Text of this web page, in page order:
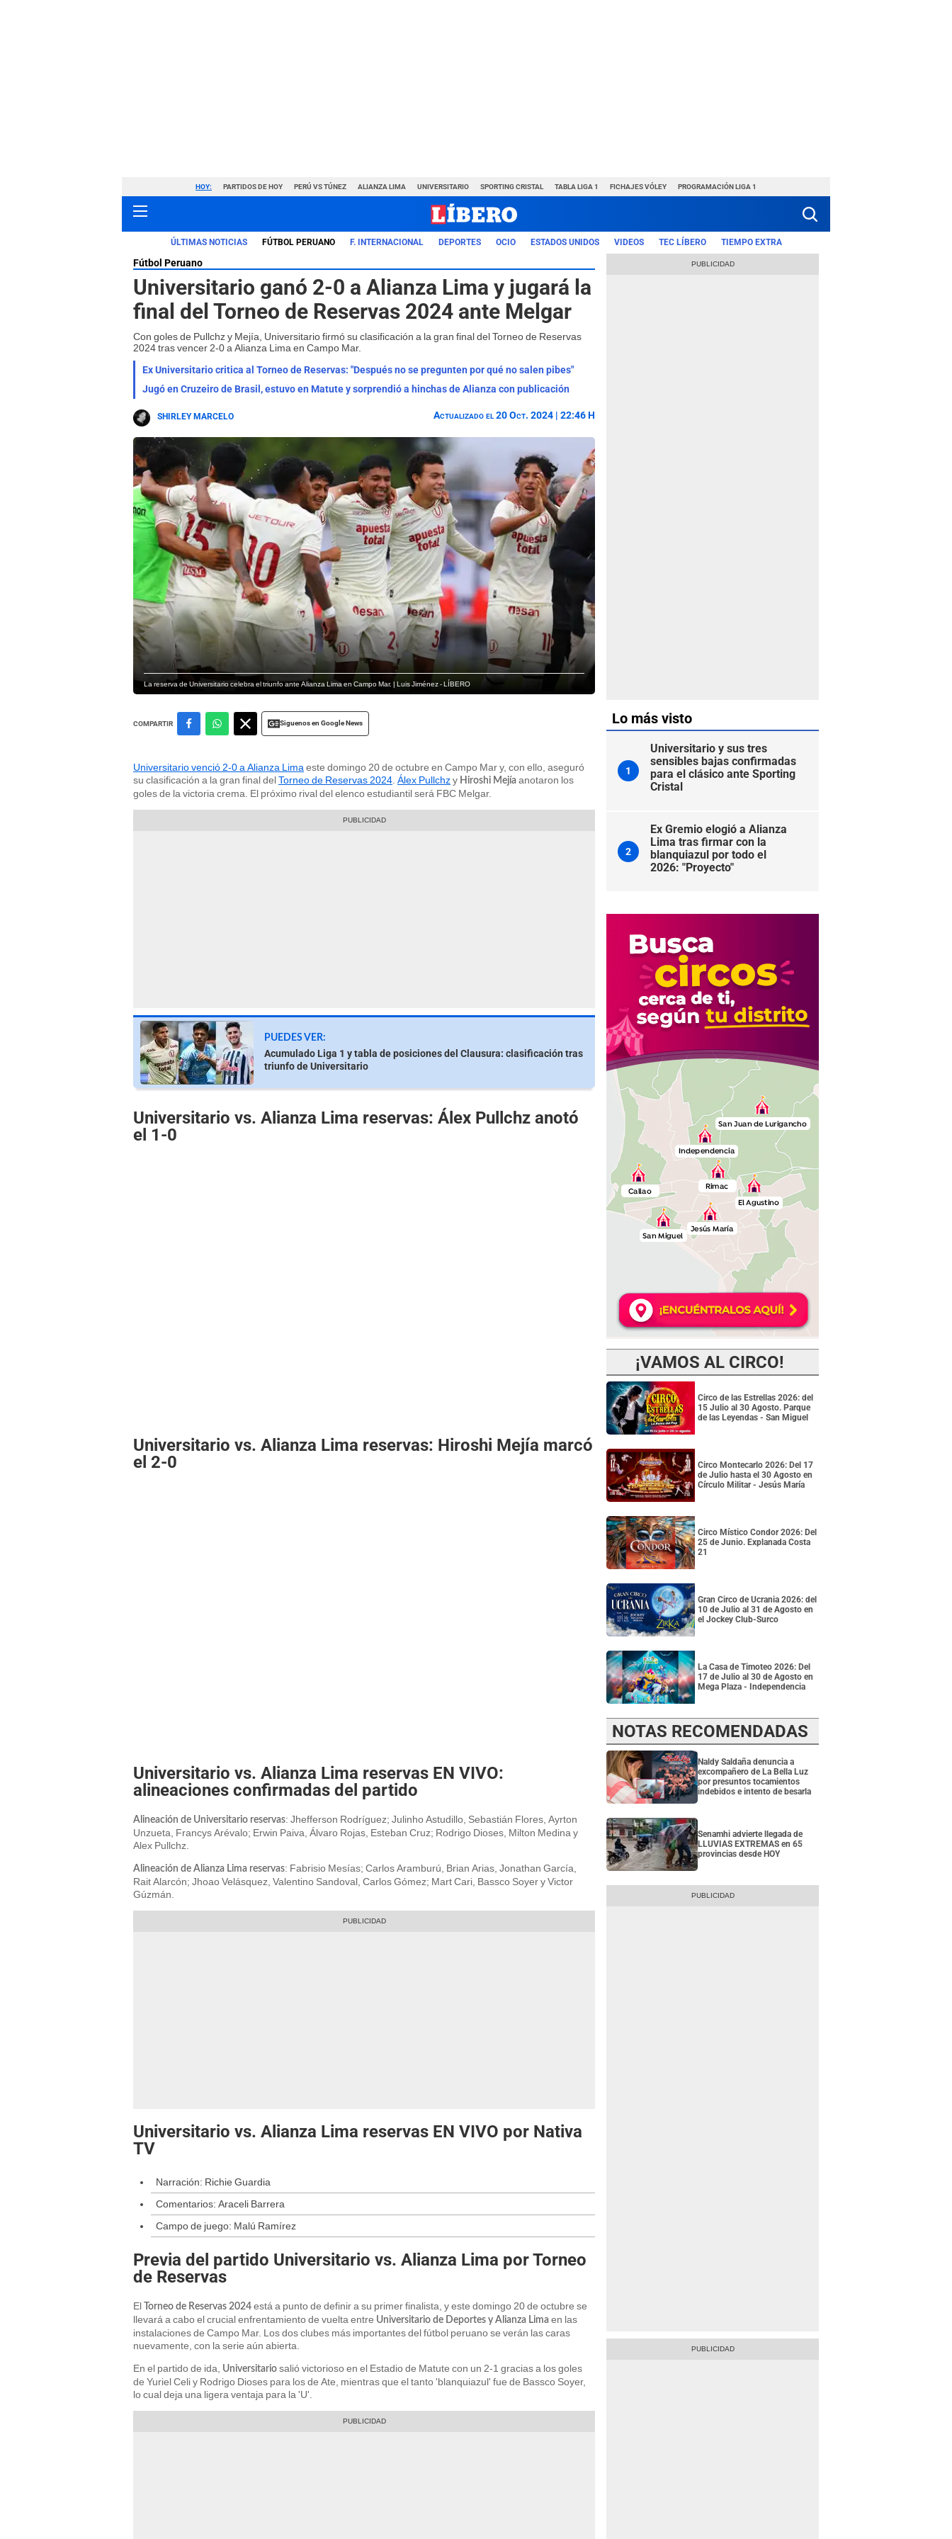
HOY: PARTIDOS DE HOY PERÚ VS TÚNEZ ALIANZA LIMA UNIVERSITARIO SPORTING CRISTAL TABLA LIGA 1 FICHAJES VÓLEY PROGRAMACIÓN LIGA 1
ÚLTIMAS NOTICIAS FÚTBOL PERUANO F. INTERNACIONAL DEPORTES OCIO ESTADOS UNIDOS VIDEOS TEC LÍBERO TIEMPO EXTRA
Fútbol Peruano
Universitario ganó 2-0 a Alianza Lima y jugará la
final del Torneo de Reservas 2024 ante Melgar
Con goles de Pullchz y Mejía, Universitario firmó su clasificación a la gran final del Torneo de Reservas
2024 tras vencer 2-0 a Alianza Lima en Campo Mar.
Ex Universitario critica al Torneo de Reservas: "Después no se pregunten por qué no salen pibes"
Jugó en Cruzeiro de Brasil, estuvo en Matute y sorprendió a hinchas de Alianza con publicación
SHIRLEY MARCELO Actualizado el 20 Oct. 2024 | 22:46 H
La reserva de Universitario celebra el triunfo ante Alianza Lima en Campo Mar. | Luis Jiménez - LÍBERO
COMPARTIR Siguenos en Google News
Universitario venció 2-0 a Alianza Lima este domingo 20 de octubre en Campo Mar y, con ello, aseguró
su clasificación a la gran final delTorneo de Reservas 2024 Álex Pullchzy Hiroshi Mejía anotaron los
goles de la victoria crema. El próximo rival del elenco estudiantil será FBC Melgar.
PUEDES VER:
Acumulado Liga 1 y tabla de posiciones del Clausura: clasificación tras
triunfo de Universitario
Universitario vs. Alianza Lima reservas: Álex Pullchz anotó
el 1-0
Universitario vs. Alianza Lima reservas: Hiroshi Mejía marcó
el 2-0
Universitario vs. Alianza Lima reservas EN VIVO:
alineaciones confirmadas del partido
Alineación de Universitario reservas: Jhefferson Rodríguez; Julinho Astudillo, Sebastián Flores, Ayrton
Unzueta, Francys Arévalo; Erwin Paiva, Álvaro Rojas, Esteban Cruz; Rodrigo Dioses, Milton Medina y
Alex Pullchz.
Alineación de Alianza Lima reservas: Fabrisio Mesías; Carlos Aramburú, Brian Arias, Jonathan García,
Rait Alarcón; Jhoao Velásquez, Valentino Sandoval, Carlos Gómez; Mart Cari, Bassco Soyer y Victor
Gúzmán.
Universitario vs. Alianza Lima reservas EN VIVO por Nativa
TV
Narración: Richie Guardia
Comentarios: Araceli Barrera
Campo de juego: Malú Ramírez
Previa del partido Universitario vs. Alianza Lima por Torneo
de Reservas
El Torneo de Reservas 2024 está a punto de definir a su primer finalista, y este domingo 20 de octubre se
llevará a cabo el crucial enfrentamiento de vuelta entre Universitario de Deportes y Alianza Lima en las
instalaciones de Campo Mar. Los dos clubes más importantes del fútbol peruano se verán las caras
nuevamente, con la serie aún abierta.
En el partido de ida,
Universitario salió victorioso en el Estadio de Matute con un 2-1 gracias a los goles
de Yuriel Celi y Rodrigo Dioses para los de Ate, mientras que el tanto 'blanquiazul' fue de Bassco Soyer,
lo cual deja una ligera ventaja para la 'U'.
Lo más visto
1
Universitario y sus tres
sensibles bajas confirmadas
para el clásico ante Sporting
Cristal
2
Ex Gremio elogió a Alianza
Lima tras firmar con la
blanquiazul por todo el
2026: "Proyecto"
¡VAMOS AL CIRCO!
Circo de las Estrellas 2026: del
15 Julio al 30 Agosto. Parque
de las Leyendas - San Miguel
Circo Montecarlo 2026: Del 17
de Julio hasta el 30 Agosto en
Círculo Militar - Jesús María
Circo Místico Condor 2026: Del
25 de Junio. Explanada Costa
21
Gran Circo de Ucrania 2026: del
10 de Julio al 31 de Agosto en
el Jockey Club-Surco
La Casa de Timoteo 2026: Del
17 de Julio al 30 de Agosto en
Mega Plaza - Independencia
NOTAS RECOMENDADAS
Naldy Saldaña denuncia a
excompañero de La Bella Luz
por presuntos tocamientos
indebidos e intento de besarla
Senamhi advierte llegada de
LLUVIAS EXTREMAS en 65
provincias desde HOY